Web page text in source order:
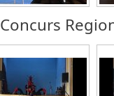
Concurs